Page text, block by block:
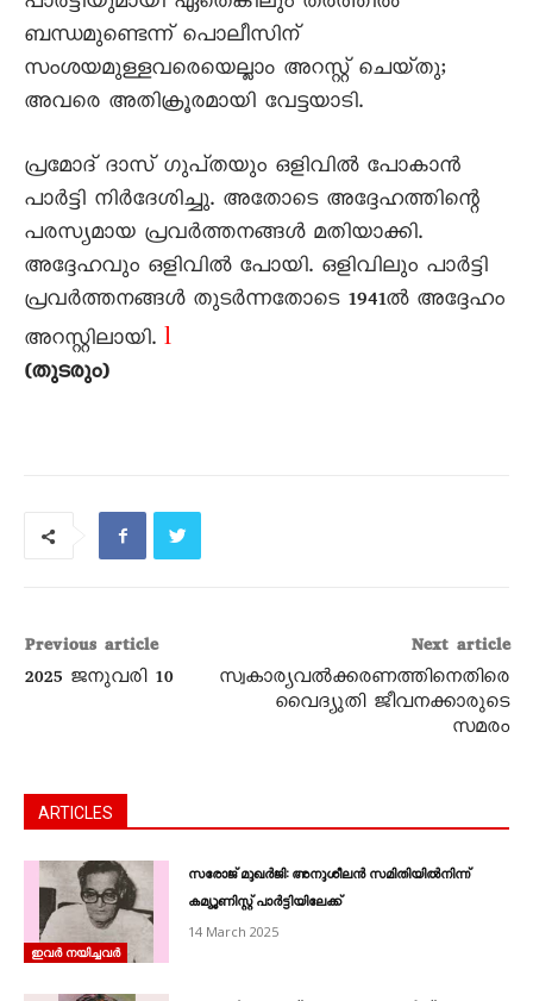
ബന്ധമുണ്ടെന്ന്‌ പൊലീസിന്‌
സംശയമുള്ളവരെയെല്ലാം അറസ്റ്റ്‌ ചെയ്‌തു;
അവരെ അതിക്രൂരമായി വേട്ടയാടി.
പ്രമോദ്‌ ദാസ്‌ ഗുപ്‌തയും ഒളിവിൽ പോകാൻ
പാർട്ടി നിർദേശിച്ചു. അതോടെ അദ്ദേഹത്തിന്റെ
പരസ്യമായ പ്രവർത്തനങ്ങൾ മതിയാക്കി.
അദ്ദേഹവും ഒളിവിൽ പോയി. ഒളിവിലും പാർട്ടി
പ്രവർത്തനങ്ങൾ തുടർന്നതോടെ 1941ൽ അദ്ദേഹം
അറസ്റ്റിലായി. l
(തുടരും)
Previous article
2025 ജനുവരി 10
Next article
സ്വകാര്യവൽക്കരണത്തിനെതിരെ
വൈദ്യുതി ജീവനക്കാരുടെ
സമരം
ARTICLES
ഇവർ നയിച്ചവർ
സരോജ്‌ മുഖർജി: അനുശീലൻ സമിതിയിൽനിന്ന്‌
കമ്യൂണിസ്റ്റ്‌ പാർട്ടിയിലേക്ക്‌
14 March 2025